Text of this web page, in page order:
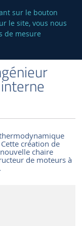
fr
sur le bouton
le site, vous nous
de mesure
création de
chaire
de moteurs à